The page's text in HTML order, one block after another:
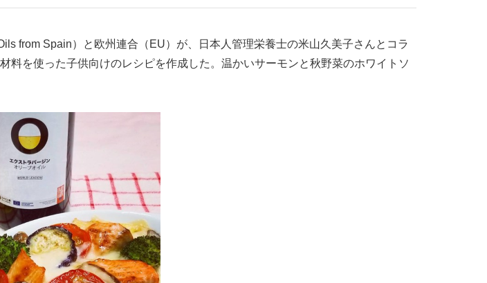
from Spain）と欧州連合（EU）が、日本人管理栄養士の米山久美子さんとコラ
を使った子供向けのレシピを作成した。温かいサーモンと秋野菜のホワイトソ